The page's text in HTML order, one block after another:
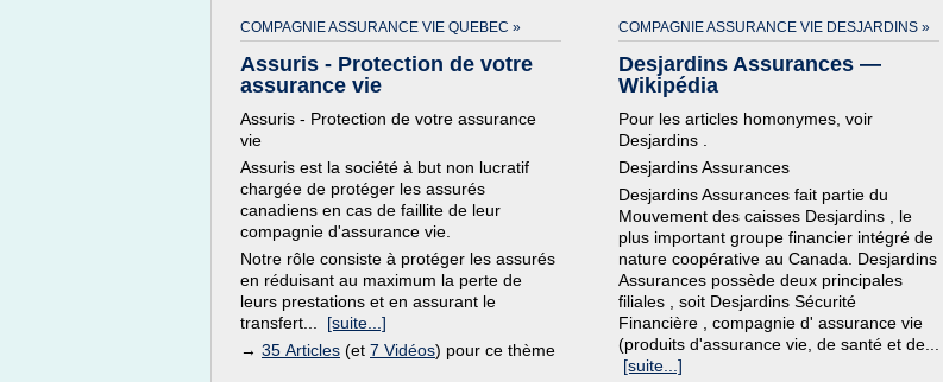
COMPAGNIE ASSURANCE VIE QUEBEC »
Assuris - Protection de votre
assurance vie
Assuris - Protection de votre assurance
vie
Assuris est la société à but non lucratif
chargée de protéger les assurés
canadiens en cas de faillite de leur
compagnie d'assurance vie.
Notre rôle consiste à protéger les assurés
en réduisant au maximum la perte de
leurs prestations et en assurant le
transfert... [suite...]
→ 35 Articles (et 7 Vidéos) pour ce thème
COMPAGNIE ASSURANCE VIE DESJARDINS »
Desjardins Assurances —
Wikipédia
Pour les articles homonymes, voir
Desjardins .
Desjardins Assurances
Desjardins Assurances fait partie du
Mouvement des caisses Desjardins , le
plus important groupe financier intégré de
nature coopérative au Canada. Desjardins
Assurances possède deux principales
filiales , soit Desjardins Sécurité
Financière , compagnie d' assurance vie
(produits d'assurance vie, de santé et de...
[suite...]